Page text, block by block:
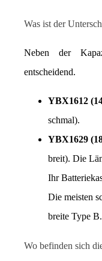
Was ist der
Neben der
entscheidend.
YBX1612
schmal).
YBX1629
breit). Die
Ihr
Die meisten
breite Type B.
Wo befinden sich